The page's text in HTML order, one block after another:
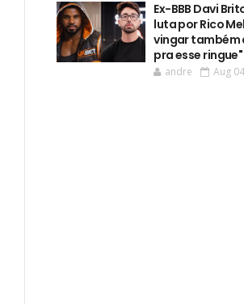
Ex-BBB Davi
luta por Rico
vingar também
pra esse ringue"
andre Aug